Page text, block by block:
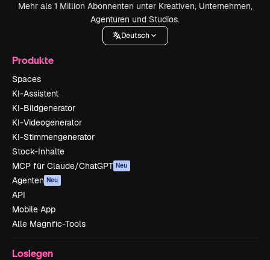
Mehr als 1 Million Abonnenten unter Kreativen, Unternehmen,
Agenturen und Studios.
Deutsch
Produkte
Spaces
KI-Assistent
KI-Bildgenerator
KI-Videogenerator
KI-Stimmengenerator
Stock-Inhalte
MCP für Claude/ChatGPT Neu
Agenten Neu
API
Mobile App
Alle Magnific-Tools
Loslegen